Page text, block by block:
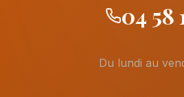
04 58
Du lundi au